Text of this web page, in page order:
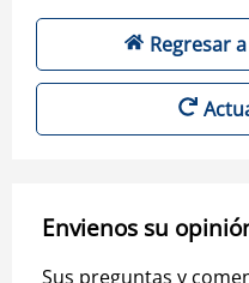
Regresar
Envienos su
Sus preguntas y